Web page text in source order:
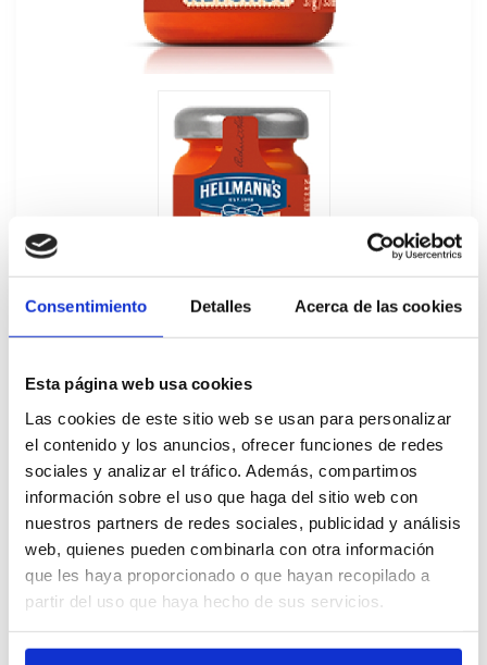
Consentimiento Detalles Acerca de las cookies
Esta página web usa cookies
Las cookies de este sitio web se usan para personalizar
el contenido y los anuncios, ofrecer funciones de redes
sociales y analizar el tráfico. Además, compartimos
información sobre el uso que haga del sitio web con
nuestros partners de redes sociales, publicidad y análisis
web, quienes pueden combinarla con otra información
que les haya proporcionado o que hayan recopilado a
partir del uso que haya hecho de sus servicios.
Ketchup Mini Tarro Hellmann's 37GR
486001
Cajas
Register
Unavailable, request now